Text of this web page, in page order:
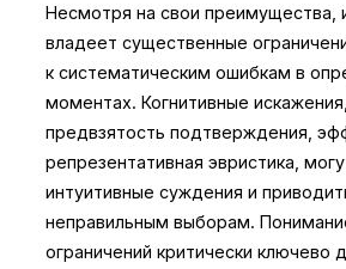
Несмотря на свои преимущества,
владеет существенные
к систематическим ошибкам в
моментах. Когнитивные
предвзятость подтверждения,
репрезентативная эвристика,
интуитивные суждения и
неправильным выборам.
ограничений критически ключево